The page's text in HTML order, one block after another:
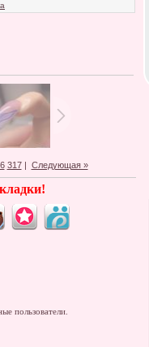
317| Следующая »
пользователи.